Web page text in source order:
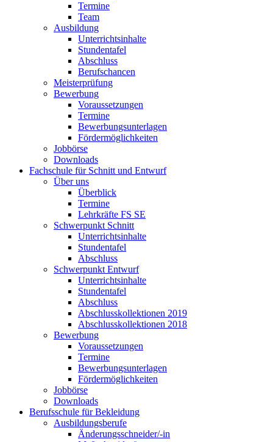
Termine
Team
Ausbildung
Unterrichtsinhalte
Stundentafel
Abschluss
Berufschancen
Meisterprüfung
Bewerbung
Voraussetzungen
Termine
Bewerbungsunterlagen
Fördermöglichkeiten
Jobbörse
Downloads
Fachschule für Schnitt und Entwurf
Über uns
Überblick
Termine
Lehrkräfte FS SE
Schwerpunkt Schnitt
Unterrichtsinhalte
Stundentafel
Abschluss
Schwerpunkt Entwurf
Unterrichtsinhalte
Stundentafel
Abschluss
Abschlusskollektionen 2019
Abschlusskollektionen 2018
Bewerbung
Voraussetzungen
Termine
Bewerbungsunterlagen
Fördermöglichkeiten
Jobbörse
Downloads
Berufsschule für Bekleidung
Ausbildungsberufe
Änderungsschneider/-in